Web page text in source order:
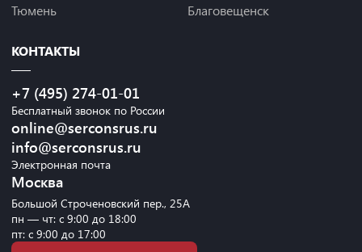
Тюмень
Благовещенск
КОНТАКТЫ
+7 (495) 274-01-01
Бесплатный звонок по России
online@serconsrus.ru
info@serconsrus.ru
Электронная почта
Москва
Большой Строченовский пер., 25А
пн — чт: с 9:00 до 18:00
пт: с 9:00 до 17:00